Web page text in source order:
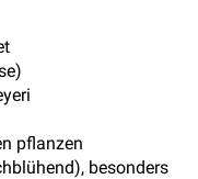
pflanzen
besonders